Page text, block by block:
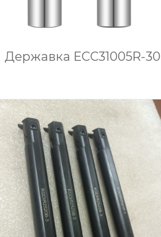
Державка ECC31005R-30